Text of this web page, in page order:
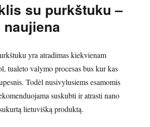
su purkštuku –
yra atradimas kiekvienam
tualeto valymo procesas bus kur kas
Todėl nusivylusiems esamomis
suskubti ir atrasti nano
lietuvišką produktą.